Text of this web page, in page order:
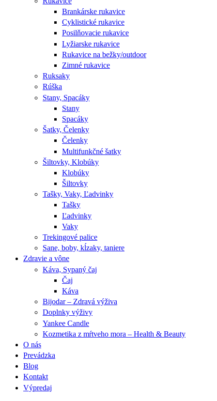
Brankárske rukavice
Cyklistické rukavice
Posilňovacie rukavice
Lyžiarske rukavice
Rukavice na bežky/outdoor
Zimné rukavice
Ruksaky
Rúška
Stany, Spacáky
Stany
Spacáky
Šatky, Čelenky
Čelenky
Multifunkčné šatky
Šiltovky, Klobúky
Klobúky
Šiltovky
Tašky, Vaky, Ľadvinky
Tašky
Ľadvinky
Vaky
Trekingové palice
Sane, boby, kĺzaky, taniere
Zdravie a vône
Káva, Sypaný čaj
Čaj
Káva
Bijodar – Zdravá výživa
Doplnky výživy
Yankee Candle
Kozmetika z mŕtveho mora – Health & Beauty
O nás
Prevádzka
Blog
Kontakt
Výpredaj